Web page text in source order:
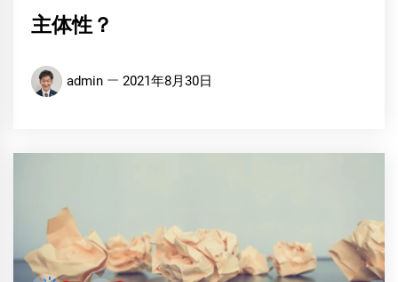
主体性？
admin 2021年8月30日